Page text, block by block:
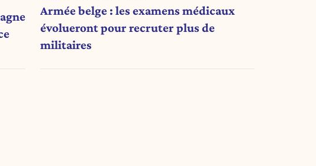
Armée belge : les examens médicaux
évolueront pour recruter plus de
militaires